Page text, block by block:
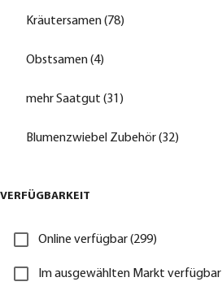
Kräutersamen (78)
Obstsamen (4)
mehr Saatgut (31)
Blumenzwiebel Zubehör (32)
VERFÜGBARKEIT
Online verfügbar (299)
Im ausgewählten Markt verfügbar